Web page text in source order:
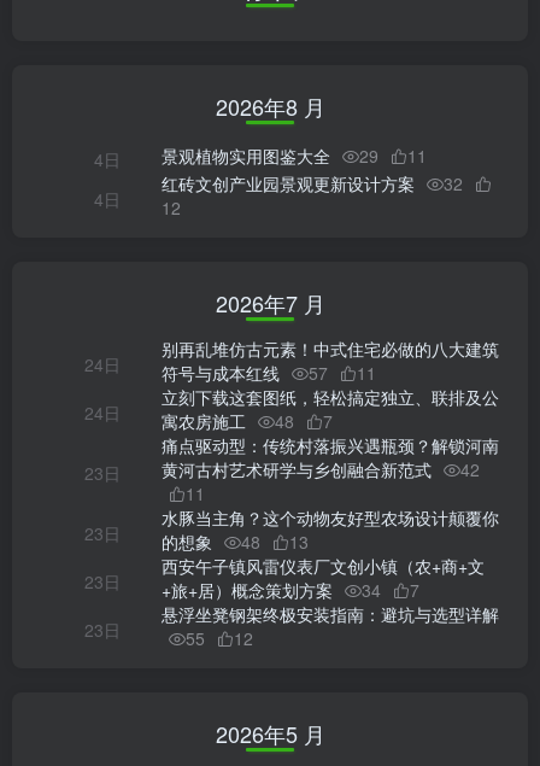
2026年8 月
4日 景观植物实用图鉴大全 29
11
4日
红砖文创产业园景观更新设计方案
32
12
2026年7 月
24日
别再乱堆仿古元素！中式住宅必做的八大建筑
符号与成本红线
57
11
24日
立刻下载这套图纸，轻松搞定独立、联排及公
寓农房施工
48 7
23日
痛点驱动型：传统村落振兴遇瓶颈？解锁河南
黄河古村艺术研学与乡创融合新范式
42
11
23日
水豚当主角？这个动物友好型农场设计颠覆你
的想象
48
13
23日
西安午子镇风雷仪表厂⽂创小镇（农+商+文
+旅+居）概念策划方案
34
7
23日
悬浮坐凳钢架终极安装指南：避坑与选型详解
55
12
2026年5 月